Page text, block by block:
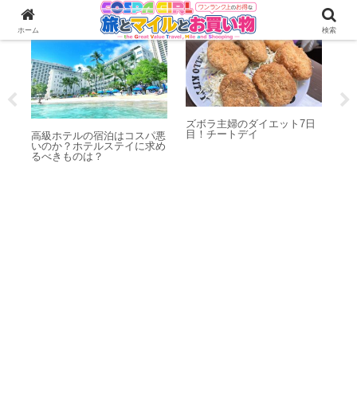
国内旅行♡
高級ホテルの宿泊はコスパ悪
いのか？ホテルステイに求め
るべきものは？
ダイエット
ズボラ主婦のダイエット7日
目！チートデイ
ホーム 検索